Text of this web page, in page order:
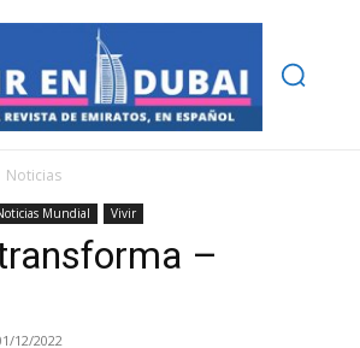
Noticias
Mundial Vivir
–
12/2022